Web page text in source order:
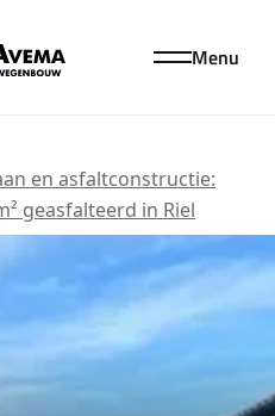
Menu
en asfaltconstructie:
geasfalteerd in Riel